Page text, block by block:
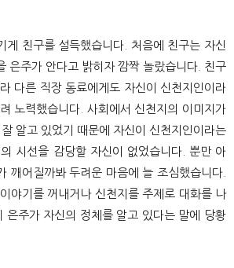
게 친구를 설득했습니다. 처음에 친구는 자신
은주가 안다고 밝히자 깜짝 놀랐습니다. 친구
다른 직장 동료에게도 자신이 신천지인이라
노력했습니다. 사회에서 신천지의 이미지가
알고 있었기 때문에 자신이 신천지인이라는
시선을 감당할 자신이 없었습니다. 뿐만 아
깨어질까봐 두려운 마음에 늘 조심했습니다.
야기를 꺼내거나 신천지를 주제로 대화를 나
은주가 자신의 정체를 알고 있다는 말에 당황